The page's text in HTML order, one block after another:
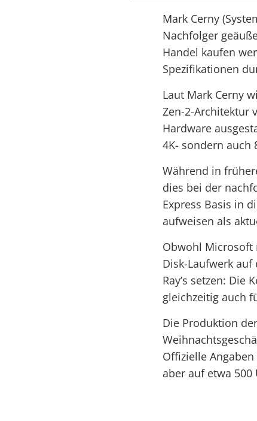
Mark Cerny
Nachfolger
Handel kaufen
Spezifikationen
Laut Mark Cerny
Zen-2-Architektur
Hardware
4K- sondern auch
Während in
dies bei der
Express Basis in
aufweisen als
Obwohl Microsoft
Disk-Laufwerk
Ray’s setzen:
gleichzeitig auch
Die Produktion
Offizielle
aber auf etwa